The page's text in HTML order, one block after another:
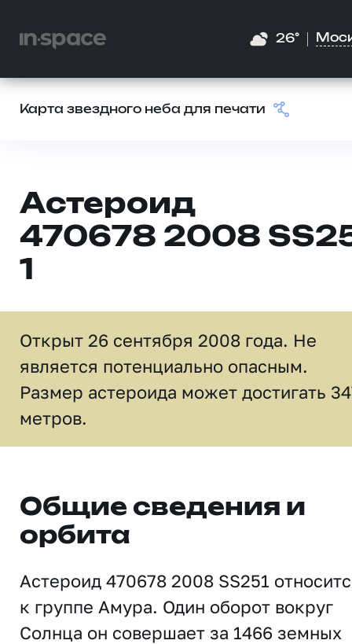
26°
Карта звездного неба для печати
Астероид
470678 2008
1
Открыт 26 сентября 2008 года. Не
является потенциально опасным.
Размер астероида может достигать
метров.
Общие сведения и
орбита
Астероид 470678 2008 SS251
к группе Амура. Один оборот вокруг
Солнца он совершает за 1466 земных